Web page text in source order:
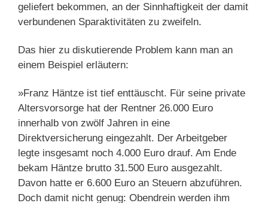
geliefert bekommen, an der Sinnhaftigkeit der damit
verbundenen Sparaktivitäten zu zweifeln.
Das hier zu diskutierende Problem kann man an
einem Beispiel erläutern:
»Franz Häntze ist tief enttäuscht. Für seine private
Altersvorsorge hat der Rentner 26.000 Euro
innerhalb von zwölf Jahren in eine
Direktversicherung eingezahlt. Der Arbeitgeber
legte insgesamt noch 4.000 Euro drauf. Am Ende
bekam Häntze brutto 31.500 Euro ausgezahlt.
Davon hatte er 6.600 Euro an Steuern abzuführen.
Doch damit nicht genug: Obendrein werden ihm